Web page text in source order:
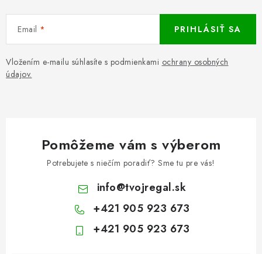
Email
Vložením e-mailu súhlasíte s podmienkami ochrany osobných
údajov.
PRIHLÁSIŤ SA
Pomôžeme vám s výberom
Potrebujete s niečím poradiť? Sme tu pre vás!
info@tvojregal.sk
+421 905 923 673
+421 905 923 673